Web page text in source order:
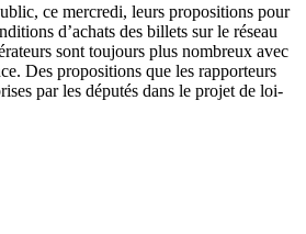
ce mercredi, leurs propositions pour
d’achats des billets sur le réseau
sont toujours plus nombreux avec
Des propositions que les rapporteurs
par les députés dans le projet de loi-